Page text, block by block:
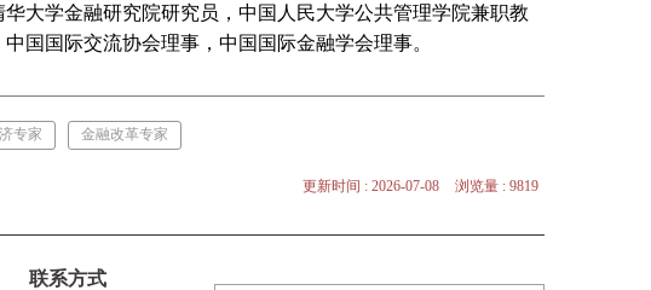
大学金融研究院研究员，中国人民大学公共管理学院兼职教
国国际交流协会理事，中国国际金融学会理事。
专家 金融改革专家
更新时间 : 2026-07-08 浏览量 : 9819
联系方式